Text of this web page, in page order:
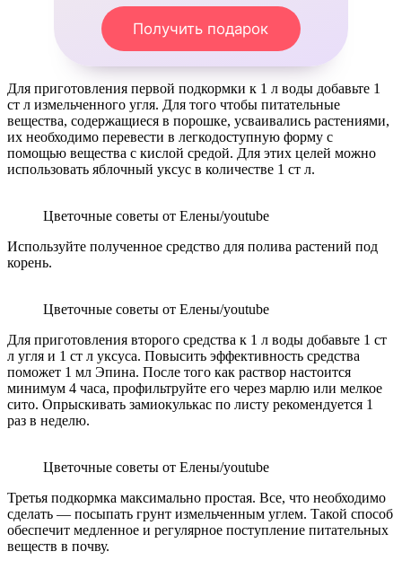
Получить подарок
Для приготовления первой подкормки к 1 л воды добавьте 1
ст л измельченного угля. Для того чтобы питательные
вещества, содержащиеся в порошке, усваивались растениями,
их необходимо перевести в легкодоступную форму с
помощью вещества с кислой средой. Для этих целей можно
использовать яблочный уксус в количестве 1 ст л.
Цветочные советы от Елены/youtube
Используйте полученное средство для полива растений под
корень.
Цветочные советы от Елены/youtube
Для приготовления второго средства к 1 л воды добавьте 1 ст
л угля и 1 ст л уксуса. Повысить эффективность средства
поможет 1 мл Эпина. После того как раствор настоится
минимум 4 часа, профильтруйте его через марлю или мелкое
сито. Опрыскивать замиокулькас по листу рекомендуется 1
раз в неделю.
Цветочные советы от Елены/youtube
Третья подкормка максимально простая. Все, что необходимо
сделать — посыпать грунт измельченным углем. Такой способ
обеспечит медленное и регулярное поступление питательных
веществ в почву.